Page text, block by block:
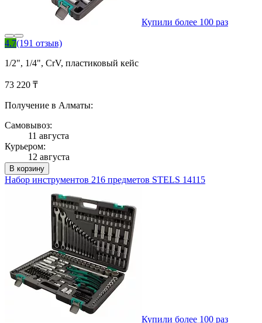
Купили более 100 раз
4.7(191 отзыв)
1/2", 1/4", CrV, пластиковый кейс
73 220 ₸
Получение в Алматы:
Самовывоз:
11 августа
Курьером:
12 августа
В корзину
Набор инструментов 216 предметов STELS 14115
Купили более 100 раз